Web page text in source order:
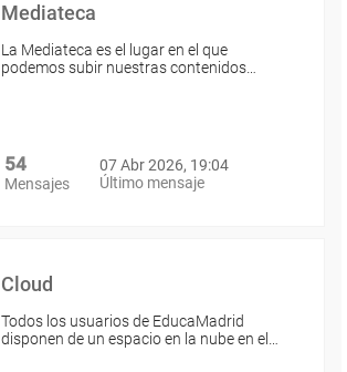
Mediateca
La Mediateca es el lugar en el que
podemos subir nuestras contenidos…
54
Mensajes
07 Abr 2026, 19:04
Último mensaje
Cloud
Todos los usuarios de EducaMadrid
disponen de un espacio en la nube en el…